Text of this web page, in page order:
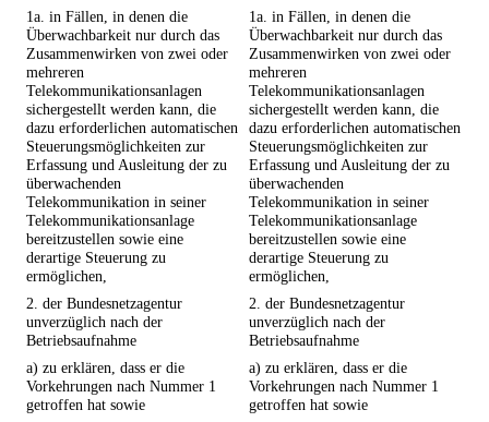
1a. in Fällen, in denen die
Überwachbarkeit nur durch das
Zusammenwirken von zwei oder
mehreren
Telekommunikationsanlagen
sichergestellt werden kann, die
dazu erforderlichen automatischen
Steuerungsmöglichkeiten zur
Erfassung und Ausleitung der zu
überwachenden
Telekommunikation in seiner
Telekommunikationsanlage
bereitzustellen sowie eine
derartige Steuerung zu
ermöglichen,
1a. in Fällen, in denen die
Überwachbarkeit nur durch das
Zusammenwirken von zwei oder
mehreren
Telekommunikationsanlagen
sichergestellt werden kann, die
dazu erforderlichen automatischen
Steuerungsmöglichkeiten zur
Erfassung und Ausleitung der zu
überwachenden
Telekommunikation in seiner
Telekommunikationsanlage
bereitzustellen sowie eine
derartige Steuerung zu
ermöglichen,
2. der Bundesnetzagentur
unverzüglich nach der
Betriebsaufnahme
2. der Bundesnetzagentur
unverzüglich nach der
Betriebsaufnahme
a) zu erklären, dass er die
Vorkehrungen nach Nummer 1
getroffen hat sowie
a) zu erklären, dass er die
Vorkehrungen nach Nummer 1
getroffen hat sowie